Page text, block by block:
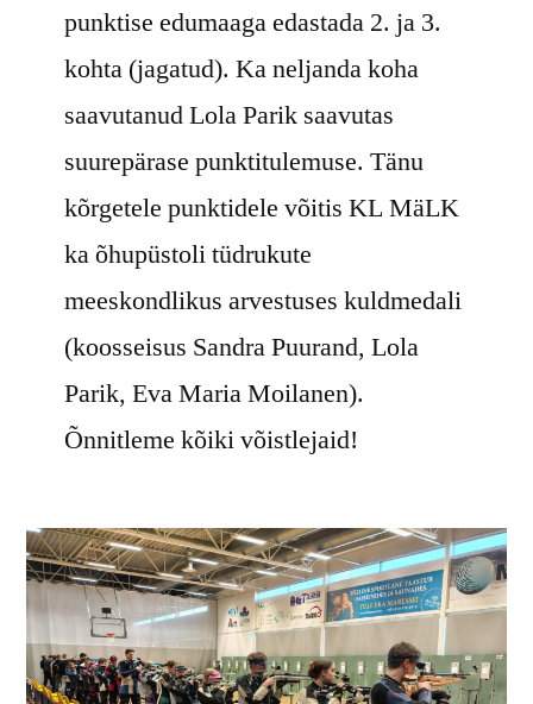
punktise edumaaga edastada 2. ja 3.
kohta (jagatud). Ka neljanda koha
saavutanud Lola Parik saavutas
suurepärase punktitulemuse. Tänu
kõrgetele punktidele võitis KL MäLK
ka õhupüstoli tüdrukute
meeskondlikus arvestuses kuldmedali
(koosseisus Sandra Puurand, Lola
Parik, Eva Maria Moilanen).
Õnnitleme kõiki võistlejaid!